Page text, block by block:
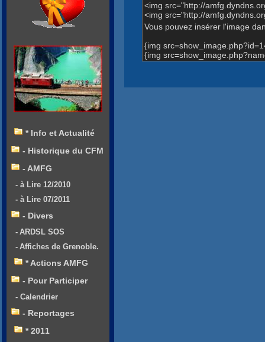
<img src="http://
<img src="http://
Vous pouvez insérer l'image
{img
{img
* Info et Actualité
- Historique du CFM
- AMFG
- à Lire 12/2010
- à Lire 07/2011
- Divers
- ARDSL SOS
- Affiches de Grenoble.
* Actions AMFG
- Pour Participer
- Calendrier
- Reportages
* 2011